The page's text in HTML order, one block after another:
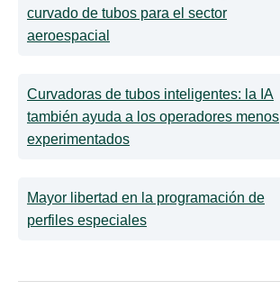
curvado de tubos para el sector
aeroespacial
Curvadoras de tubos inteligentes: la IA
también ayuda a los operadores menos
experimentados
Mayor libertad en la programación de
perfiles especiales